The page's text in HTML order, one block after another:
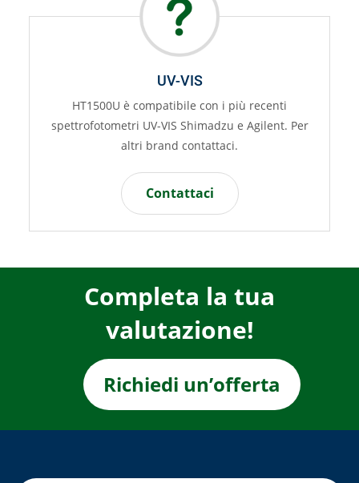
HT1500U è compatibile con i più recenti
UV-VIS Shimadzu e Agilent. Per
altri brand contattaci.
Contattaci
Completa la tua
valutazione!
Richiedi un’offerta